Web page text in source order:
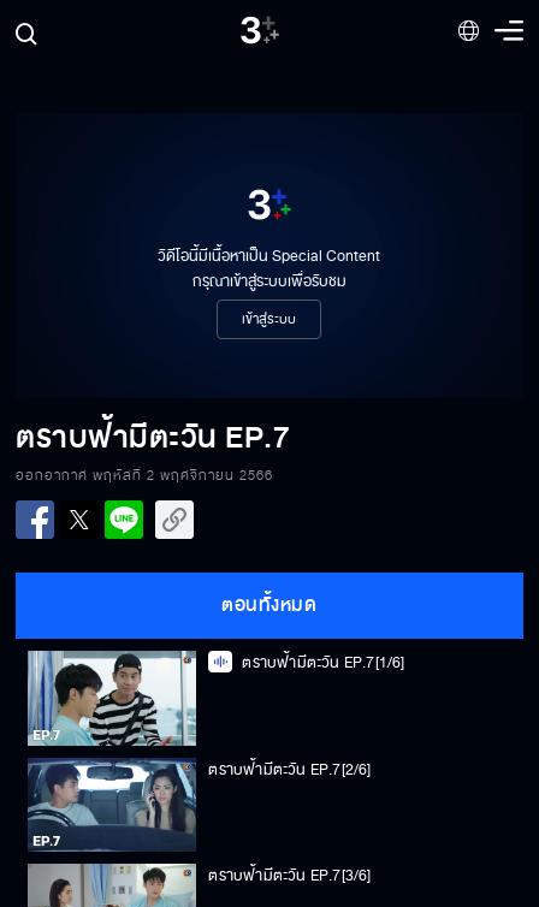
วิดีโอนี้มีเนื้อหาเป็น Special Content
กรุณาเข้าสู่ระบบเพื่อรับชม
เข้าสู่ระบบ
ตราบฟ้ามีตะวัน EP.7
ออกอากาศ พฤหัสที่ 2 พฤศจิกายน 2566
ตอนทั้งหมด
ตราบฟ้ามีตะวัน EP.7[1/6]
ตราบฟ้ามีตะวัน EP.7[2/6]
ตราบฟ้ามีตะวัน EP.7[3/6]